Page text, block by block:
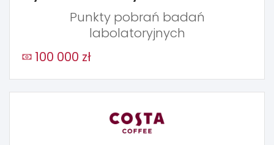
Punkty pobrań badań
labolatoryjnych
100 000 zł